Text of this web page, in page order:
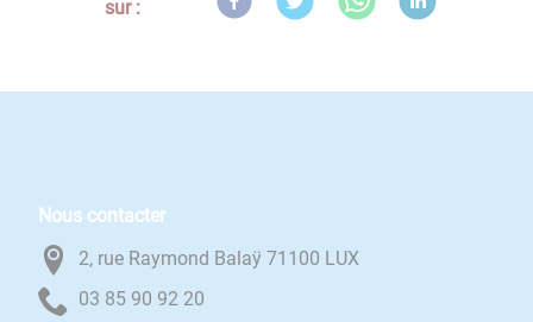
sur :
Nous contacter
2, rue Raymond Balaÿ 71100 LUX
02 29 09 58 30